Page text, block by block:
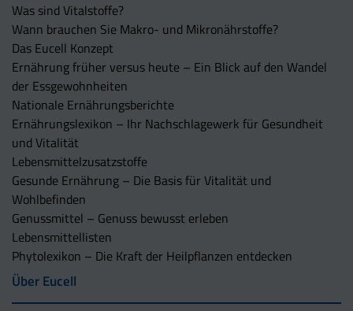
Was sind Vitalstoffe?
Wann brauchen Sie Makro- und Mikronährstoffe?
Das Eucell Konzept
Ernährung früher versus heute – Ein Blick auf den Wandel
der Essgewohnheiten
Nationale Ernährungsberichte
Ernährungslexikon – Ihr Nachschlagewerk für Gesundheit
und Vitalität
Lebensmittelzusatzstoffe
Gesunde Ernährung – Die Basis für Vitalität und
Wohlbefinden
Genussmittel – Genuss bewusst erleben
Lebensmittellisten
Phytolexikon – Die Kraft der Heilpflanzen entdecken
Über Eucell